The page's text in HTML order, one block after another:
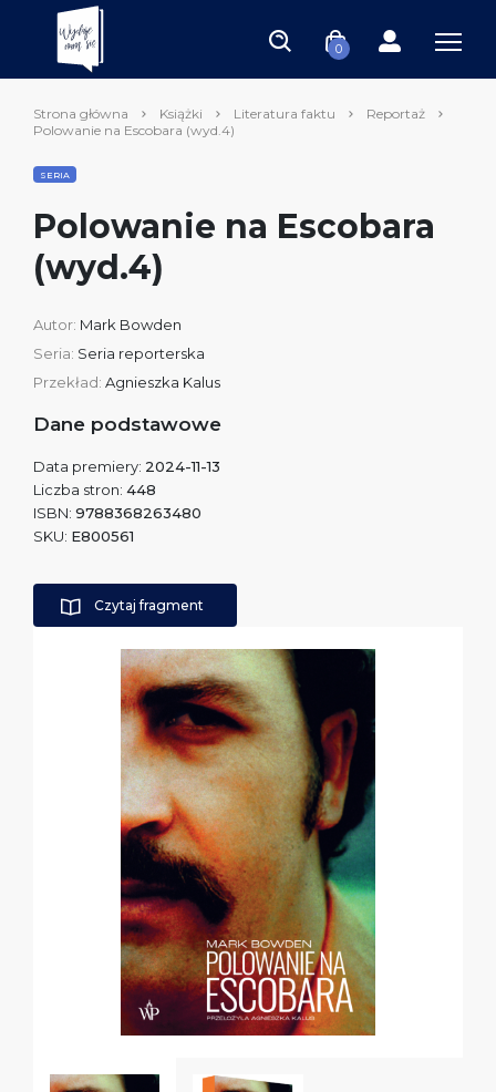
0
Strona główna Książki Literatura faktu
Reportaż
Polowanie na Escobara (wyd.4)
SERIA
Polowanie na Escobara
(wyd.4)
Autor: Mark Bowden
Seria: Seria reporterska
Przekład: Agnieszka Kalus
Dane podstawowe
Data premiery: 2024-11-13
Liczba stron: 448
ISBN: 9788368263480
SKU: E800561
Czytaj fragment